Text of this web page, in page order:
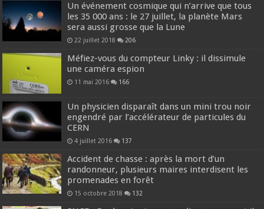
Un événement cosmique qui n’arrive que tous
les 35 000 ans : le 27 juillet, la planète Mars
sera aussi grosse que la Lune
22 juillet 2018 206
Méfiez-vous du compteur Linky : il dissimule
une caméra espion
11 mai 2016 166
Un physicien disparaît dans un mini trou noir
engendré par l’accélérateur de particules du
CERN
4 juillet 2016 137
Accident de chasse : après la mort d’un
randonneur, plusieurs maires interdisent les
promenades en forêt
15 octobre 2018 132